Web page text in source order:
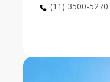
(11) 3500-5270